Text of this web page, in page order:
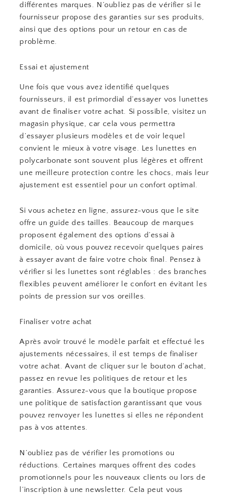
différentes marques. N’oubliez pas de vérifier si le
fournisseur propose des garanties sur ses produits,
ainsi que des options pour un retour en cas de
problème.
Essai et ajustement
Une fois que vous avez identifié quelques
fournisseurs, il est primordial d’essayer vos lunettes
avant de finaliser votre achat. Si possible, visitez un
magasin physique, car cela vous permettra
d’essayer plusieurs modèles et de voir lequel
convient le mieux à votre visage. Les lunettes en
polycarbonate sont souvent plus légères et offrent
une meilleure protection contre les chocs, mais leur
ajustement est essentiel pour un confort optimal.
Si vous achetez en ligne, assurez-vous que le site
offre un guide des tailles. Beaucoup de marques
proposent également des options d’essai à
domicile, où vous pouvez recevoir quelques paires
à essayer avant de faire votre choix final. Pensez à
vérifier si les lunettes sont réglables : des branches
flexibles peuvent améliorer le confort en évitant les
points de pression sur vos oreilles.
Finaliser votre achat
Après avoir trouvé le modèle parfait et effectué les
ajustements nécessaires, il est temps de finaliser
votre achat. Avant de cliquer sur le bouton d’achat,
passez en revue les politiques de retour et les
garanties. Assurez-vous que la boutique propose
une politique de satisfaction garantissant que vous
pouvez renvoyer les lunettes si elles ne répondent
pas à vos attentes.
N’oubliez pas de vérifier les promotions ou
réductions. Certaines marques offrent des codes
promotionnels pour les nouveaux clients ou lors de
l’inscription à une newsletter. Cela peut vous